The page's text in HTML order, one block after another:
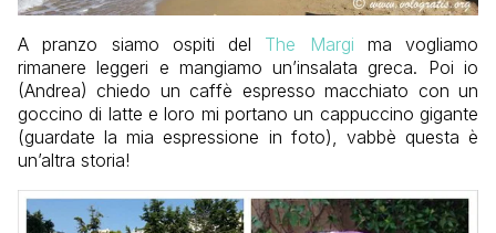
A pranzo siamo ospiti del The Margi ma vogliamo
rimanere leggeri e mangiamo un’insalata greca. Poi io
(Andrea) chiedo un caffè espresso macchiato con un
goccino di latte e loro mi portano un cappuccino gigante
(guardate la mia espressione in foto), vabbè questa è
un’altra storia!